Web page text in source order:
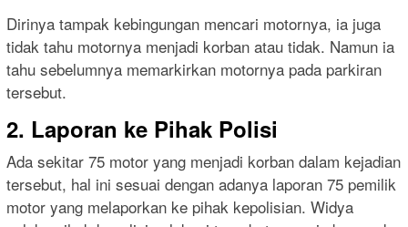
Dirinya tampak kebingungan mencari motornya, ia juga
tidak tahu motornya menjadi korban atau tidak. Namun ia
tahu sebelumnya memarkirkan motornya pada parkiran
tersebut.
2. Laporan ke Pihak Polisi
Ada sekitar 75 motor yang menjadi korban dalam kejadian
tersebut, hal ini sesuai dengan adanya laporan 75 pemilik
motor yang melaporkan ke pihak kepolisian. Widya